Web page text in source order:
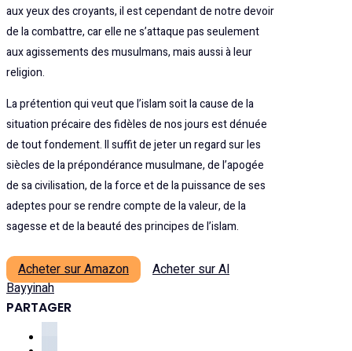
aux yeux des croyants, il est cependant de notre devoir
de la combattre, car elle ne s’attaque pas seulement
aux agissements des musulmans, mais aussi à leur
religion.
La prétention qui veut que l’islam soit la cause de la
situation précaire des fidèles de nos jours est dénuée
de tout fondement. Il suffit de jeter un regard sur les
siècles de la prépondérance musulmane, de l’apogée
de sa civilisation, de la force et de la puissance de ses
adeptes pour se rendre compte de la valeur, de la
sagesse et de la beauté des principes de l’islam.
Acheter sur Amazon
Acheter sur Al
Bayyinah
PARTAGER